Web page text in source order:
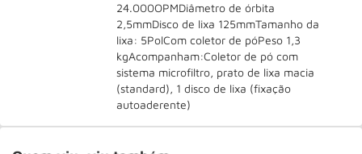
24.000OPMDiâmetro de órbita
2,5mmDisco de lixa 125mmTamanho da
lixa: 5PolCom coletor de póPeso 1,3
kgAcompanham:Coletor de pó com
sistema microfiltro, prato de lixa macia
(standard), 1 disco de lixa (fixação
autoaderente)